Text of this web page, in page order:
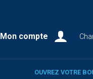
Mon compte
OUVREZ VOTRE